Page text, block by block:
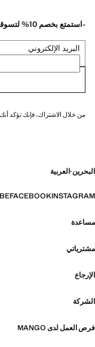
-استمتع بخصم 10% لتسوقك القادم عند اشتراكك في نشرتنا الاخبارية
البريد الإلكتروني
من خلال الاشتراك، فإنك تؤكد
البحرين·العربية
INSTAGRAM
FACEBOOK
مساعدة
مشترياتي
الإرجاع
الشركة
فرص العمل لدى MANGO